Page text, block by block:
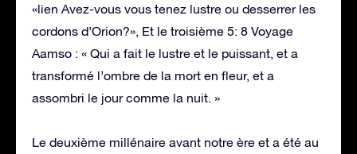
«lien Avez-vous vous tenez lustre ou desserrer les
cordons d’Orion?», Et le troisième 5: 8 Voyage
Aamso : « Qui a fait le lustre et le puissant, et a
transformé l’ombre de la mort en fleur, et a
assombri le jour comme la nuit. »
Le deuxième millénaire avant notre ère et a été au